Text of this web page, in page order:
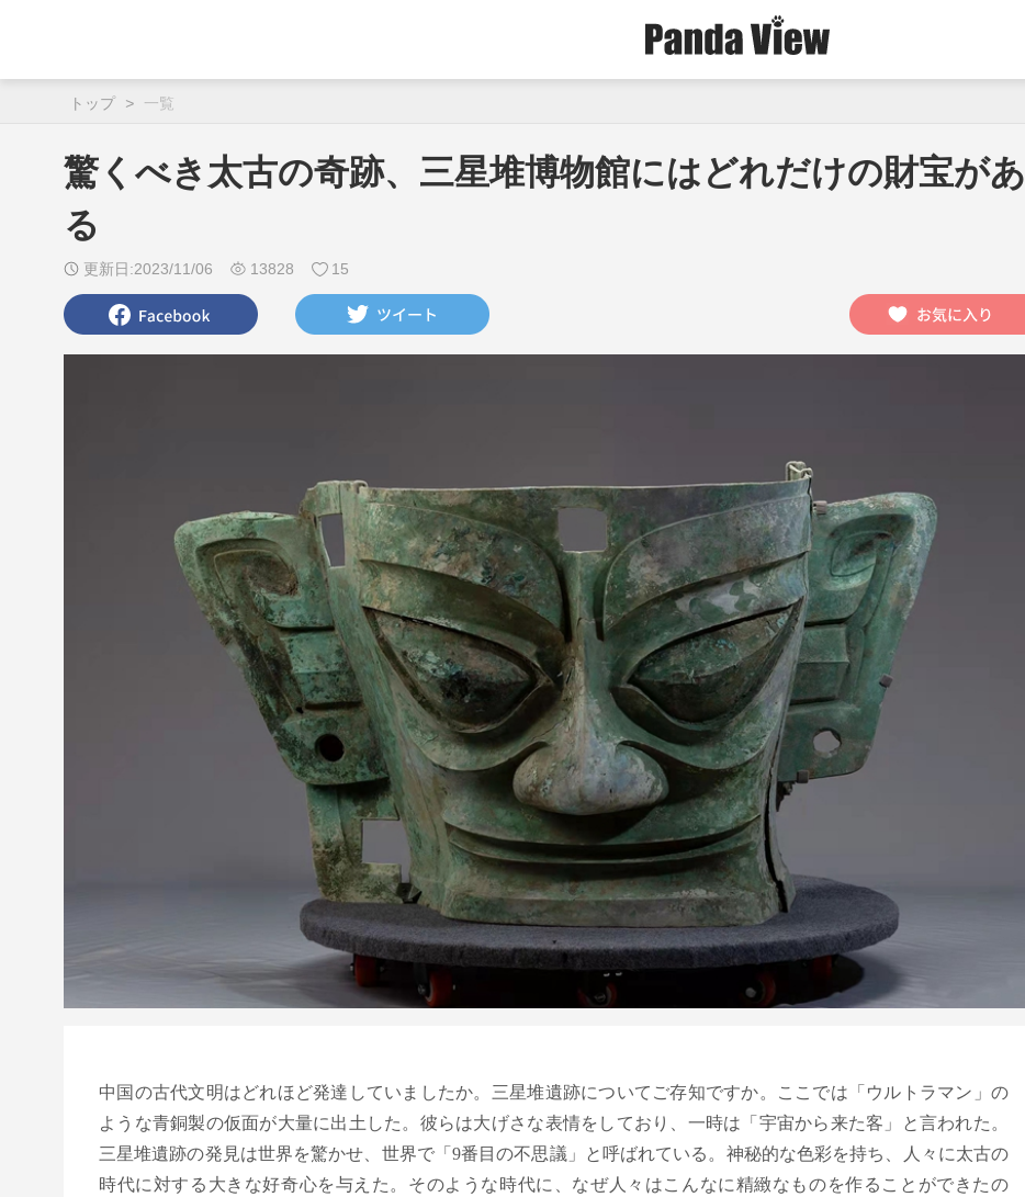
トップ > 一覧
驚くべき太古の奇跡、三星堆博物館にはどれだけの財宝があ
る
更新日:2023/11/06 13828 15
中国の古代文明はどれほど発達していましたか。三星堆遺跡についてご存知ですか。ここでは「ウルトラマン」の
ような青銅製の仮面が大量に出土した。彼らは大げさな表情をしており、一時は「宇宙から来た客」と言われた。
三星堆遺跡の発見は世界を驚かせ、世界で「9番目の不思議」と呼ばれている。神秘的な色彩を持ち、人々に太古の
時代に対する大きな好奇心を与えた。そのような時代に、なぜ人々はこんなに精緻なものを作ることができたの